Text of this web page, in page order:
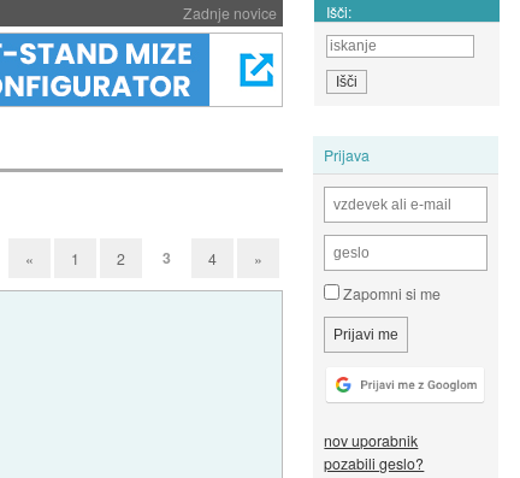
Zadnje novice Išči:
Prijava
Zapomni si me
nov uporabnik
pozabili geslo?
« 1 2 3 4 »